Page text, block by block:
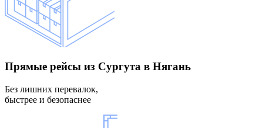
Прямые рейсы из Сургута в Нягань
Без лишних перевалок,
быстрее и безопаснее